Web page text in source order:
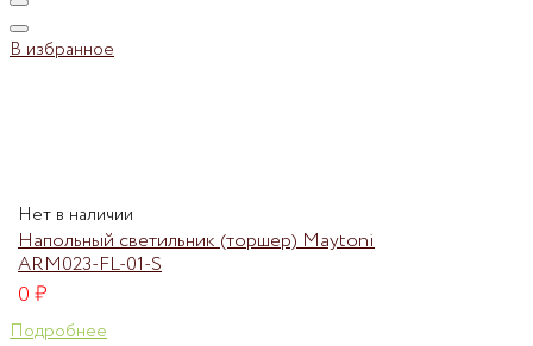
В избранное
Нет в наличии
Напольный светильник (торшер) Maytoni
ARM023-FL-01-S
0₽
Подробнее